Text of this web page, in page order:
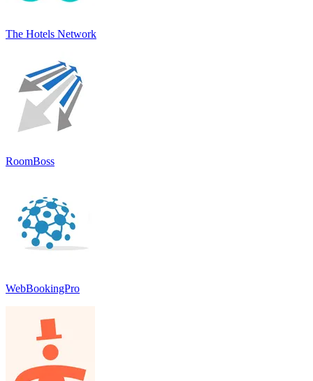
The Hotels Network
RoomBoss
WebBookingPro